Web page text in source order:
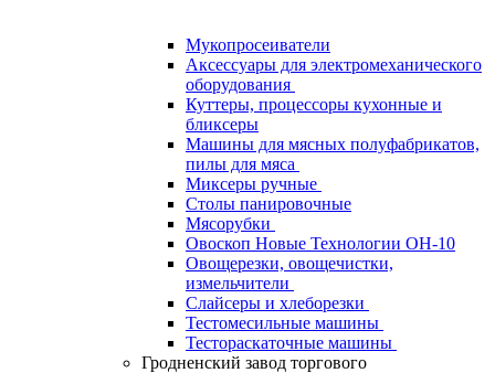
Мукопросеиватели
Аксессуары для электромеханического
оборудования
Куттеры, процессоры кухонные и
бликсеры
Машины для мясных полуфабрикатов,
пилы для мяса
Миксеры ручные
Столы панировочные
Мясорубки
Овоскоп Новые Технологии ОН-10
Овощерезки, овощечистки,
измельчители
Слайсеры и хлеборезки
Тестомесильные машины
Тестораскаточные машины
Гродненский завод торгового